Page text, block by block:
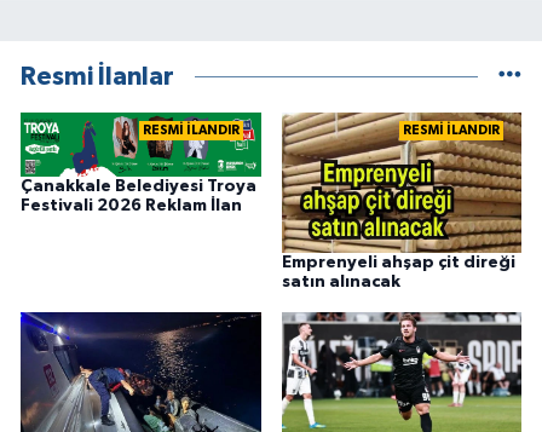
Resmi İlanlar
RESMİ İLANDIR
Çanakkale Belediyesi Troya
Festivali 2026 Reklam İlan
RESMİ İLANDIR
Emprenyeli ahşap çit direği
satın alınacak